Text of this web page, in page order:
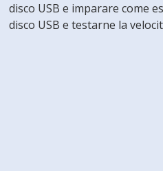
disco USB e imparare come
disco USB e testarne la